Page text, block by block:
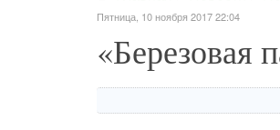
Пятница, 10 ноября 2017 22:04
«Березовая